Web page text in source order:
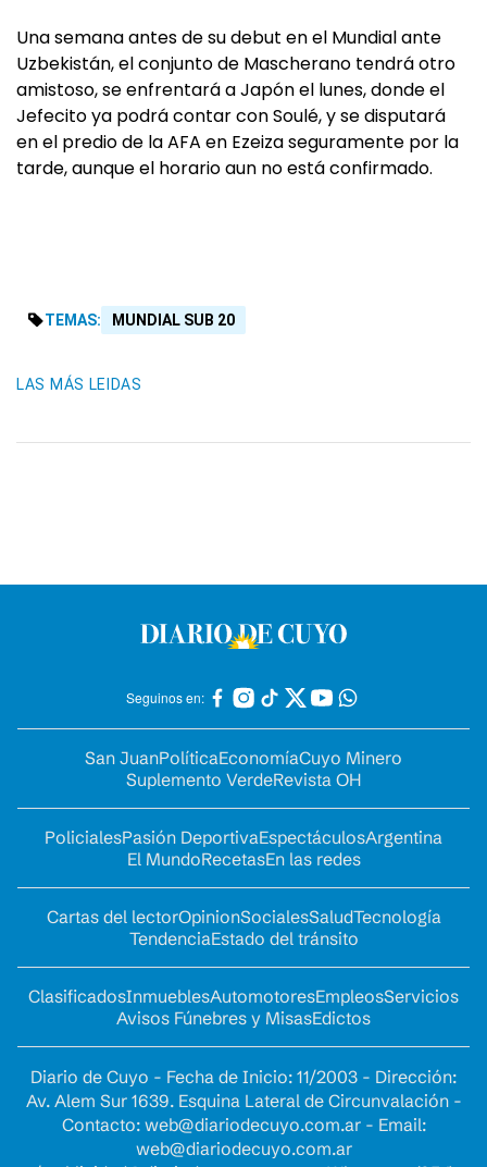
Una semana antes de su debut en el Mundial ante
Uzbekistán, el conjunto de Mascherano tendrá otro
amistoso, se enfrentará a Japón el lunes, donde el
Jefecito ya podrá contar con Soulé, y se disputará
en el predio de la AFA en Ezeiza seguramente por la
tarde, aunque el horario aun no está confirmado.
TEMAS: MUNDIAL SUB 20
LAS MÁS LEIDAS
Seguinos en:
San JuanPolíticaEconomíaCuyo Minero
Suplemento VerdeRevista OH
PolicialesPasión DeportivaEspectáculosArgentina
El MundoRecetasEn las redes
Cartas del lectorOpinionSocialesSaludTecnología
TendenciaEstado del tránsito
ClasificadosInmueblesAutomotoresEmpleosServicios
Avisos Fúnebres y MisasEdictos
Diario de Cuyo - Fecha de Inicio: 11/2003 - Dirección:
Av. Alem Sur 1639. Esquina Lateral de Circunvalación -
Contacto: web@diariodecuyo.com.ar- Email:
web@diariodecuyo.com.ar